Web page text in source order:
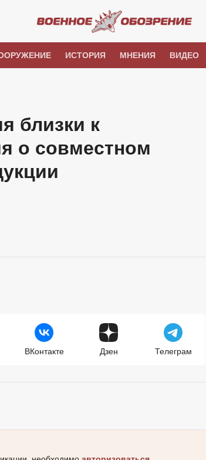
ИСТОРИЯ МНЕНИЯ ВИДЕО
близки к
о совместном
ВКонтакте Дзен Телеграм